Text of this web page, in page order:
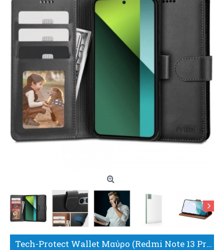
Tech-Protect Wallet Μαύρο (Redmi Note 13 Pro 5G)